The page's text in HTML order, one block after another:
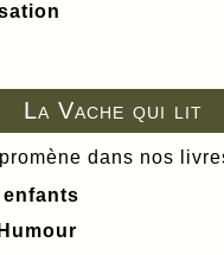
La Vache qui lit
dans nos
enfants